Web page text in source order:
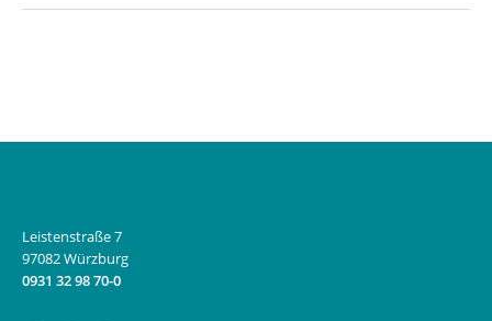
Leistenstraße 7
97082 Würzburg
0931 32 98 70-0